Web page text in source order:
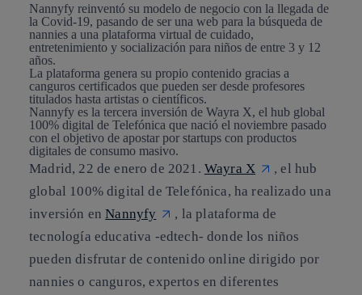
Nannyfy reinventó su modelo de negocio con la llegada de
la Covid-19, pasando de ser una web para la búsqueda de
nannies a una plataforma virtual de cuidado,
entretenimiento y socialización para niños de entre 3 y 12
años.
La plataforma genera su propio contenido gracias a
canguros certificados que pueden ser desde profesores
titulados hasta artistas o científicos.
Nannyfy es la tercera inversión de Wayra X, el hub global
100% digital de Telefónica que nació el noviembre pasado
con el objetivo de apostar por startups con productos
digitales de consumo masivo.
Madrid, 22 de enero de 2021. Wayra X
, el hub
global 100% digital de Telefónica, ha realizado una
inversión enNannyfy
, la plataforma de
tecnología educativa -edtech- donde los niños
pueden disfrutar de contenido online dirigido por
nannies o canguros, expertos en diferentes